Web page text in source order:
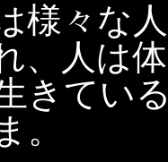
様々な
、人は
きてい
。